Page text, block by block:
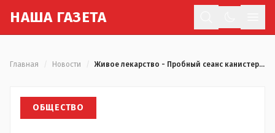
НАША ГАЗЕТА
Главная Новости Живое лекарство - Пробный сеанс канистерапии провели преподаватели и студенты в Костанае
ОБЩЕСТВО